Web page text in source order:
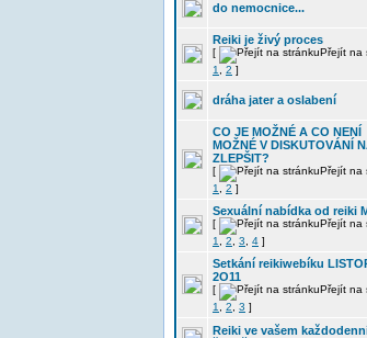
do nemocnice...
Reiki je živý proces
[
Přejít na
1
2 ]
dráha jater a oslabení
CO JE MOŽNÉ A CO NENÍ
MOŽNÉ V DISKUTOVÁNÍ
ZLEPŠIT?
[
Přejít na
1
2 ]
Sexuální nabídka od reiki
[
Přejít na
1
2 3 4 ]
Setkání reikiwebíku
2O11
[
Přejít na
1
2 3 ]
Reiki ve vašem